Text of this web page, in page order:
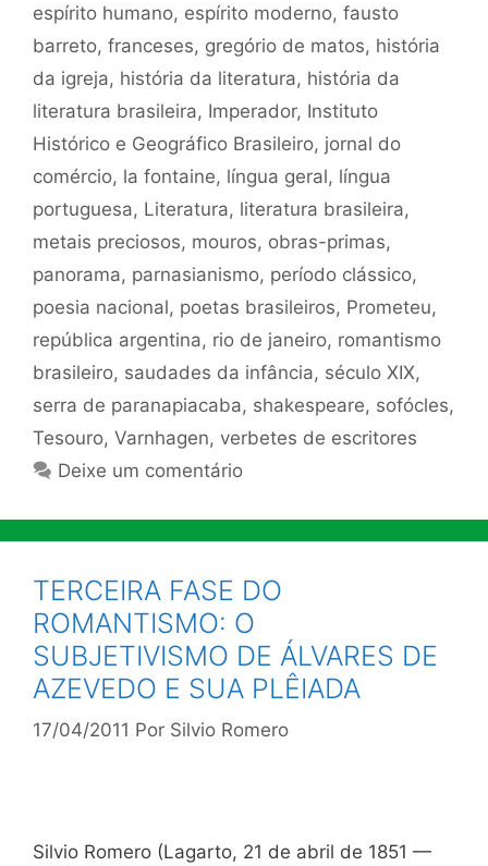
espírito humano, espírito moderno, fausto
barreto, franceses, gregório de matos, história
da igreja, história da literatura, história da
literatura brasileira, Imperador, Instituto
Histórico e Geográfico Brasileiro, jornal do
comércio, la fontaine, língua geral, língua
portuguesa, Literatura, literatura brasileira,
metais preciosos, mouros, obras-primas,
panorama, parnasianismo, período clássico,
poesia nacional, poetas brasileiros, Prometeu,
república argentina, rio de janeiro, romantismo
brasileiro, saudades da infância, século XIX,
serra de paranapiacaba, shakespeare, sofócles,
Tesouro, Varnhagen, verbetes de escritores
Deixe um comentário
TERCEIRA FASE DO
ROMANTISMO: O
SUBJETIVISMO DE ÁLVARES DE
AZEVEDO E SUA PLÊIADA
17/04/2011 Por Silvio Romero
Silvio Romero (Lagarto, 21 de abril de 1851 —